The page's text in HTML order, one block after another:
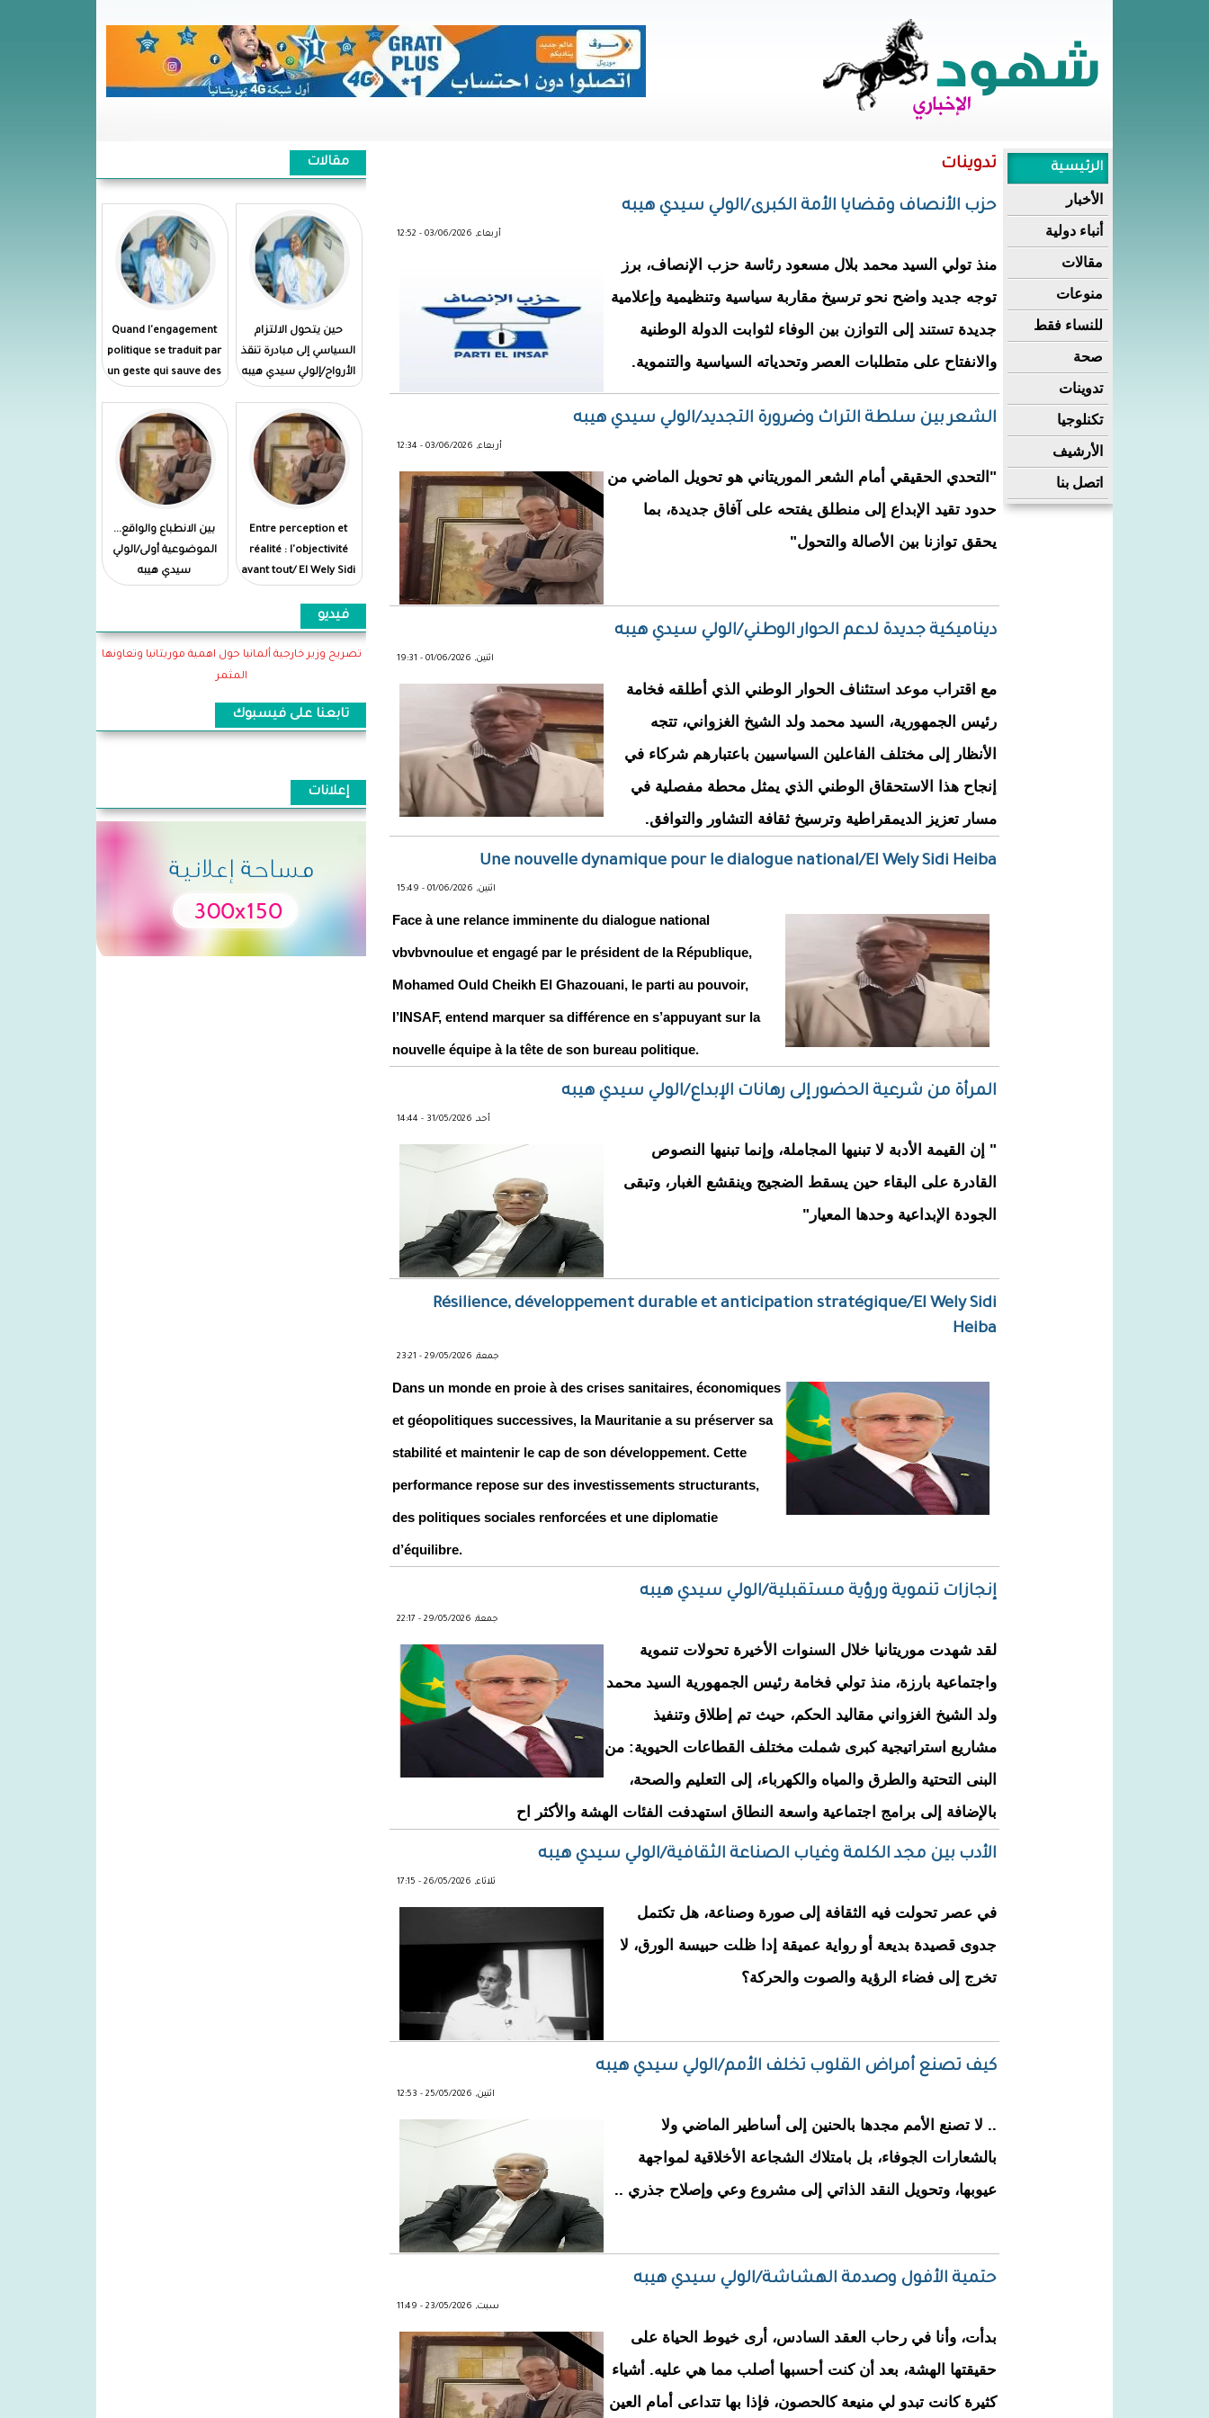
الرئيسية
الأخبار
أنباء دولية
مقالات
منوعات
للنساء فقط
صحة
تدوينات
تكنلوجيا
الأرشيف
اتصل بنا
تدوينات
حزب الأنصاف وقضايا الأمة الكبرى/الولي سيدي هيبه
أربعاء, 03/06/2026 - 12:52
منذ تولي السيد محمد بلال مسعود رئاسة حزب الإنصاف، برز
توجه جديد واضح نحو ترسيخ مقاربة سياسية وتنظيمية وإعلامية
جديدة تستند إلى التوازن بين الوفاء لثوابت الدولة الوطنية
والانفتاح على متطلبات العصر وتحدياته السياسية والتنموية.
الشعر بين سلطة التراث وضرورة التجديد/الولي سيدي هيبه
أربعاء, 03/06/2026 - 12:34
"التحدي الحقيقي أمام الشعر الموريتاني هو تحويل الماضي من
حدود تقيد الإبداع إلى منطلق يفتحه على آفاق جديدة، بما
يحقق توازنا بين الأصالة والتحول"
ديناميكية جديدة لدعم الحوار الوطني/الولي سيدي هيبه
اثنين, 01/06/2026 - 19:31
مع اقتراب موعد استئناف الحوار الوطني الذي أطلقه فخامة
رئيس الجمهورية، السيد محمد ولد الشيخ الغزواني، تتجه
الأنظار إلى مختلف الفاعلين السياسيين باعتبارهم شركاء في
إنجاح هذا الاستحقاق الوطني الذي يمثل محطة مفصلية في
مسار تعزيز الديمقراطية وترسيخ ثقافة التشاور والتوافق.
Une nouvelle dynamique pour le dialogue national/El Wely Sidi Heiba
اثنين, 01/06/2026 - 15:49
Face à une relance imminente du dialogue national
vbvbvnoulue et engagé par le président de la République,
Mohamed Ould Cheikh El Ghazouani, le parti au pouvoir,
l’INSAF, entend marquer sa différence en s’appuyant sur la
nouvelle équipe à la tête de son bureau politique.
المرأة من شرعية الحضور إلى رهانات الإبداع/الولي سيدي هيبه
أحد, 31/05/2026 - 14:44
" إن القيمة الأدبة لا تبنيها المجاملة، وإنما تبنيها النصوص
القادرة على البقاء حين يسقط الضجيج وينقشع الغبار، وتبقى
الجودة الإبداعية وحدها المعيار"
Résilience, développement durable et anticipation stratégique/El Wely Sidi
Heiba
جمعة, 29/05/2026 - 23:21
Dans un monde en proie à des crises sanitaires, économiques
et géopolitiques successives, la Mauritanie a su préserver sa
stabilité et maintenir le cap de son développement. Cette
performance repose sur des investissements structurants,
des politiques sociales renforcées et une diplomatie
d’équilibre.
إنجازات تنموية ورؤية مستقبلية/الولي سيدي هيبه
جمعة, 29/05/2026 - 22:17
لقد شهدت موريتانيا خلال السنوات الأخيرة تحولات تنموية
واجتماعية بارزة، منذ تولي فخامة رئيس الجمهورية السيد محمد
ولد الشيخ الغزواني مقاليد الحكم، حيث تم إطلاق وتنفيذ
مشاريع استراتيجية كبرى شملت مختلف القطاعات الحيوية: من
البنى التحتية والطرق والمياه والكهرباء، إلى التعليم والصحة،
بالإضافة إلى برامج اجتماعية واسعة النطاق استهدفت الفئات الهشة والأكثر اح
الأدب بين مجد الكلمة وغياب الصناعة الثقافية/الولي سيدي هيبه
ثلاثاء, 26/05/2026 - 17:15
في عصر تحولت فيه الثقافة إلى صورة وصناعة، هل تكتمل
جدوى قصيدة بديعة أو رواية عميقة إدا ظلت حبيسة الورق، لا
تخرج إلى فضاء الرؤية والصوت والحركة؟
كيف تصنع أمراض القلوب تخلف الأمم/الولي سيدي هيبه
اثنين, 25/05/2026 - 12:53
.. لا تصنع الأمم مجدها بالحنين إلى أساطير الماضي ولا
بالشعارات الجوفاء، بل بامتلاك الشجاعة الأخلاقية لمواجهة
عيوبها، وتحويل النقد الذاتي إلى مشروع وعي وإصلاح جذري ..
حتمية الأفول وصدمة الهشاشة/الولي سيدي هيبه
سبت, 23/05/2026 - 11:49
بدأت، وأنا في رحاب العقد السادس، أرى خيوط الحياة على
حقيقتها الهشة، بعد أن كنت أحسبها أصلب مما هي عليه. أشياء
كثيرة كانت تبدو لي منيعة كالحصون، فإذا بها تتداعى أمام العين
مقالات
حين يتحول الالتزام
السياسي إلى مبادرة تنقذ
الأرواح/إلولي سيدي هيبه
Quand l'engagement
politique se traduit par
un geste qui sauve des
Entre perception et
réalité : l'objectivité
avant tout/ El Wely Sidi
بين الانطباع والواقع...
الموضوعية أولى/الولي
سيدي هيبه
فيديو
تصريح وزير خارجية ألمانيا حول اهمية موريتانيا وتعاونها
المثمر
تابعنا على فيسبوك
إعلانات